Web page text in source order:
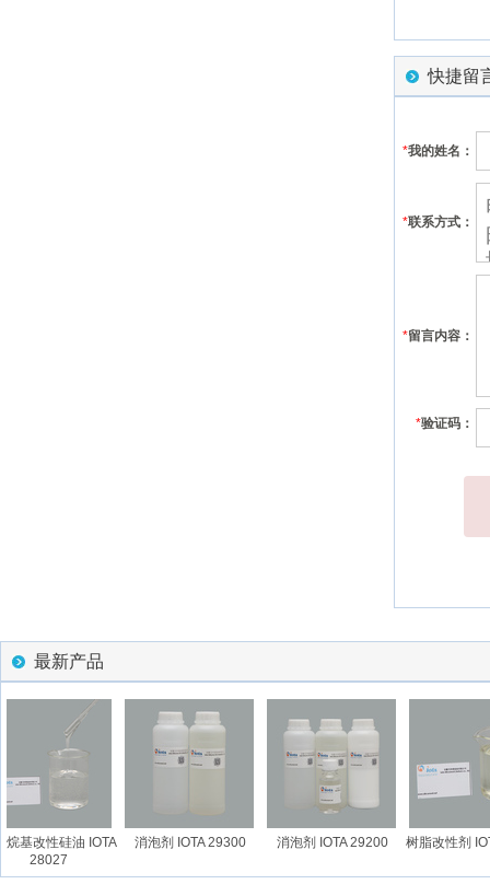
快捷留
*我的姓名：
*联系方式：
*留言内容：
*验证码：
最新产品
基改性硅油 IOTA
28027
消泡剂 IOTA 29300 消泡剂 IOTA 29200 树脂改性剂